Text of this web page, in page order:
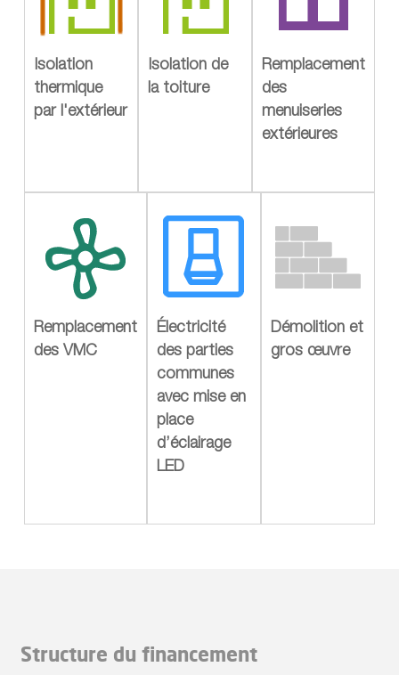
Isolation
thermique
par l'extérieur
Isolation de
la toiture
Remplacement
des
menuiseries
extérieures
Remplacement
des VMC
Électricité
des parties
communes
avec mise en
place
d’éclairage
LED
Démolition et
gros œuvre
Structure du financement